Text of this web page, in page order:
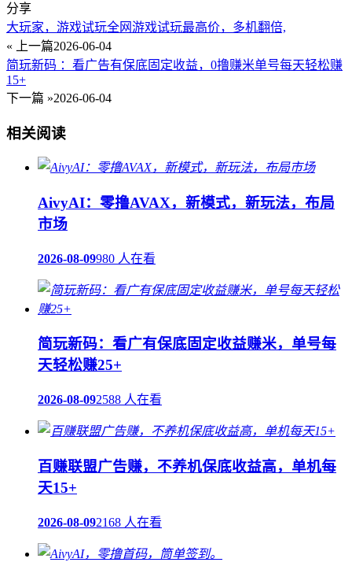
分享
大玩家，游戏试玩全网游戏试玩最高价，多机翻倍,
« 上一篇2026-06-04
简玩新码 ：看广告有保底固定收益，0撸赚米单号每天轻松赚
15+
下一篇 »2026-06-04
相关阅读
AivyAI：零撸AVAX，新模式，新玩法，布局
市场
2026-08-09980 人在看
简玩新码：看广有保底固定收益赚米，单号每
天轻松赚25+
2026-08-092588 人在看
百赚联盟广告赚，不养机保底收益高，单机每
天15+
2026-08-092168 人在看